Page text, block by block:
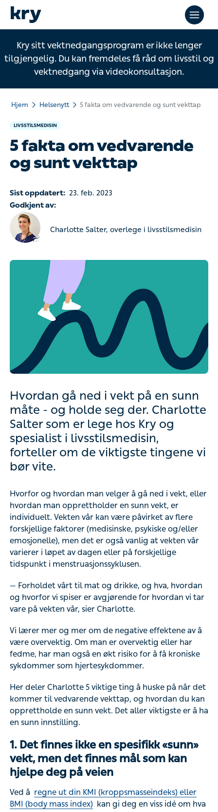
Kry sitt vektnedgangsprogram er ikke lenger
tilgjengelig. Du kan fremdeles få råd om livsstil og
vektnedgang via videokonsultasjon.
Hjem Helsenytt 5 fakta om vedvarende og sunt vekttap
LIVSSTILSMEDISIN
5 fakta om vedvarende
og sunt vekttap
Sist oppdatert: 23. feb. 2023
Godkjent av:
Charlotte Salter, overlege i livsstilsmedisin
Hvordan gå ned i vekt på en sunn
måte - og holde seg der. Charlotte
Salter som er lege hos Kry og
spesialist i livsstilsmedisin,
forteller om de viktigste tingene vi
bør vite.
Hvorfor og hvordan man velger å gå ned i vekt, eller
hvordan man opprettholder en sunn vekt, er
individuelt. Vekten vår kan være påvirket av flere
forskjellige faktorer (medisinske, psykiske og/eller
emosjonelle), men det er også vanlig at vekten vår
varierer i løpet av dagen eller på forskjellige
tidspunkt i menstruasjonssyklusen.
— Forholdet vårt til mat og drikke, og hva, hvordan
og hvorfor vi spiser er avgjørende for hvordan vi tar
vare på vekten vår, sier Charlotte.
Vi lærer mer og mer om de negative effektene av å
være overvektig. Om man er overvektig eller har
fedme, har man også en økt risiko for å få kroniske
sykdommer som hjertesykdommer.
Her deler Charlotte 5 viktige ting å huske på når det
kommer til vedvarende vekttap, og hvordan du kan
opprettholde en sunn vekt. Det aller viktigste er å ha
en sunn innstilling.
1. Det finnes ikke en spesifikk «sunn»
vekt, men det finnes mål som kan
hjelpe deg på veien
Ved å regne ut din KMI (kroppsmasseindeks) eller
BMI (body mass index) kan gi deg en viss idé om hva